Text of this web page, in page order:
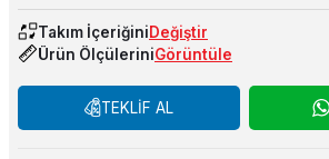
Takım İçeriğiniDeğiştir
Ürün ÖlçüleriniGörüntüle
TEKLİF AL